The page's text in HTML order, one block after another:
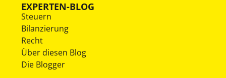
EXPERTEN-BLOG
Steuern
Bilanzierung
Recht
Über diesen Blog
Die Blogger